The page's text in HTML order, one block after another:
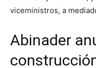
viceministros, a
Abinader